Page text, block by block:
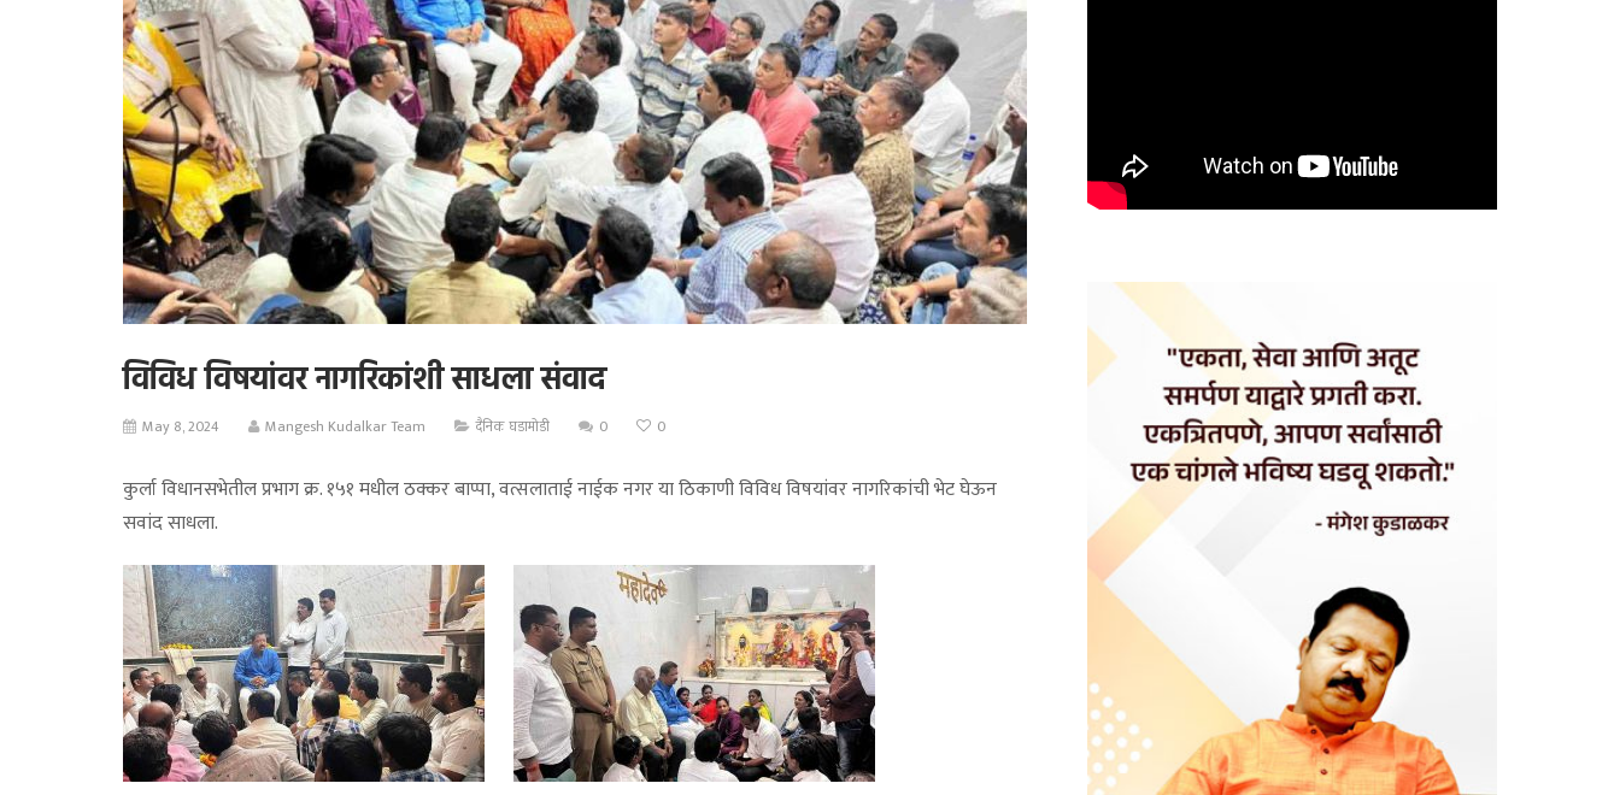
विविध विषयांवर नागरिकांशी साधला संवाद
May 8, 2024 Mangesh Kudalkar Team दैनिक घडामोडी 0 0
कुर्ला विधानसभेतील प्रभाग क्र. १५१ मधील ठक्कर बाप्पा, वत्सलाताई नाईक नगर या ठिकाणी विविध विषयांवर नागरिकांची भेट घेऊन
सवांद साधला.